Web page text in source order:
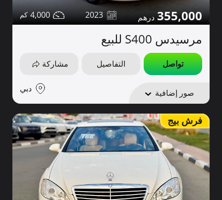
355,000
2023
4,000
مرسيدس S400 للبيع
تواصل التفاصيل مشاركة
صور إضافية دبي
فرش بيج